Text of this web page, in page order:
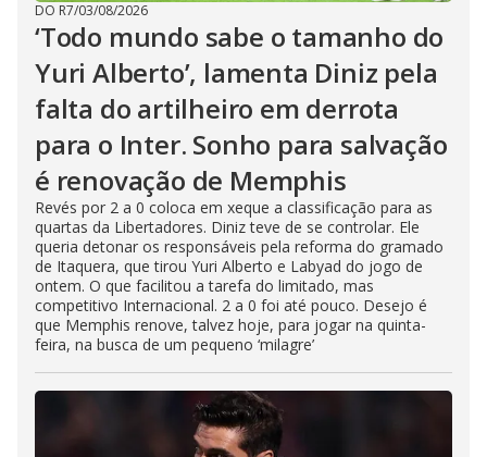
DO R7/03/08/2026
‘Todo mundo sabe o tamanho do
Yuri Alberto’, lamenta Diniz pela
falta do artilheiro em derrota
para o Inter. Sonho para salvação
é renovação de Memphis
Revés por 2 a 0 coloca em xeque a classificação para as
quartas da Libertadores. Diniz teve de se controlar. Ele
queria detonar os responsáveis pela reforma do gramado
de Itaquera, que tirou Yuri Alberto e Labyad do jogo de
ontem. O que facilitou a tarefa do limitado, mas
competitivo Internacional. 2 a 0 foi até pouco. Desejo é
que Memphis renove, talvez hoje, para jogar na quinta-
feira, na busca de um pequeno ‘milagre’